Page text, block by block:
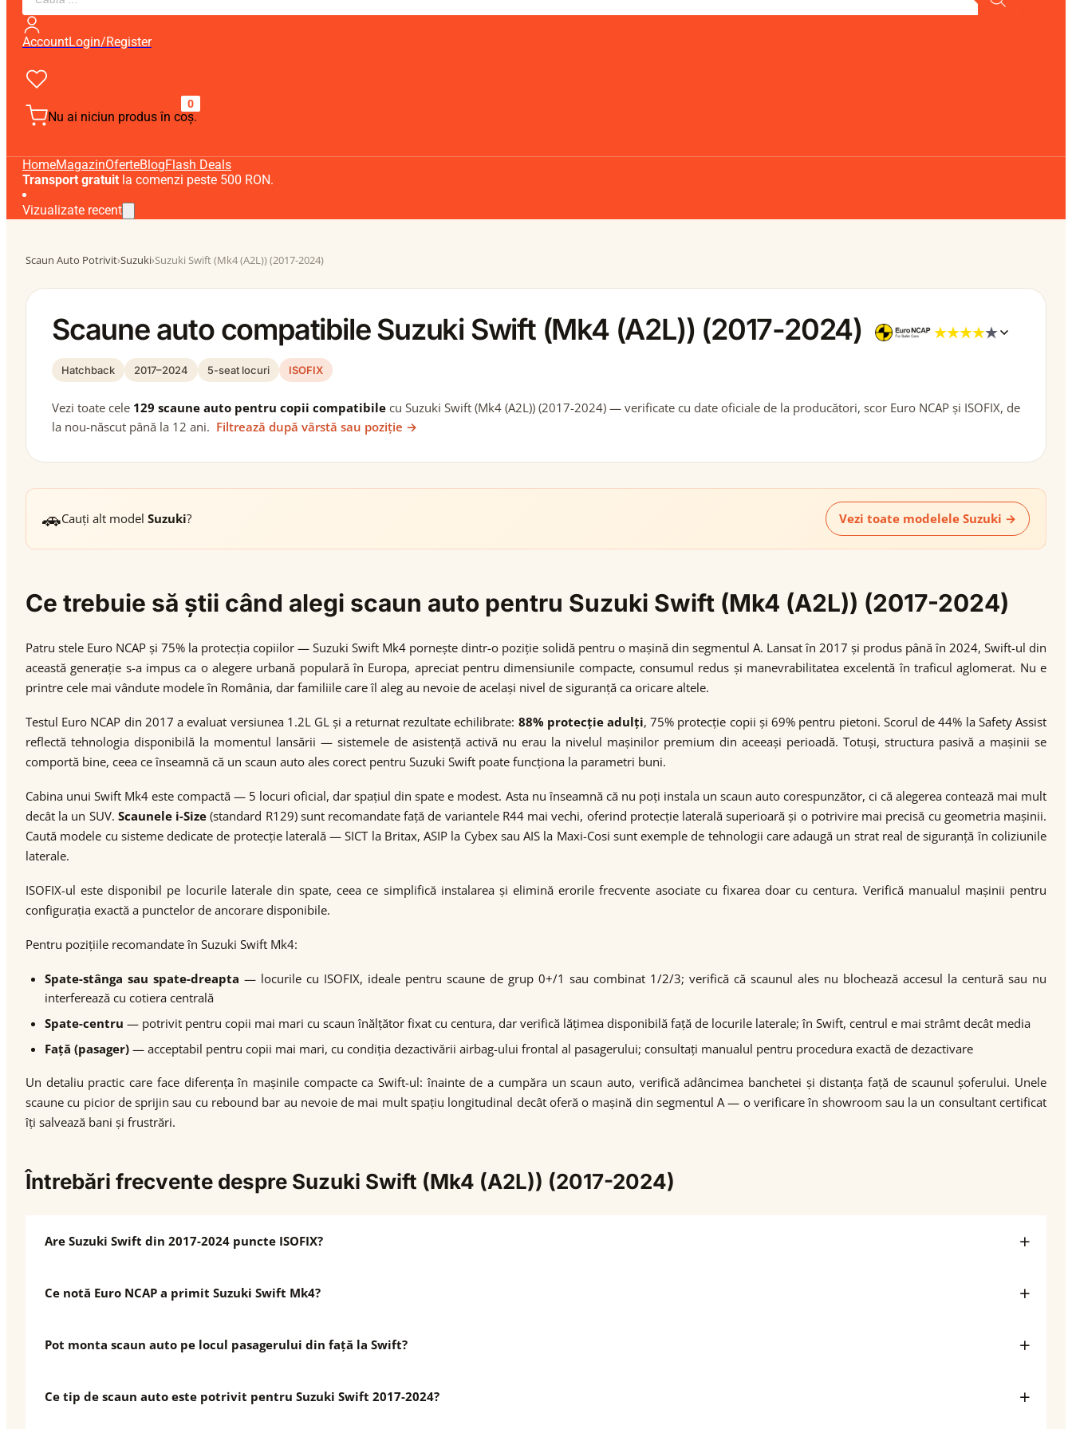
AccountLogin/Register
0
Nu ai niciun produs în coș.
HomeMagazinOferteBlogFlash Deals
Transport gratuit la comenzi peste 500 RON.
Vizualizate recent
Scaun Auto Potrivit›Suzuki›Suzuki Swift (Mk4 (A2L)) (2017-2024)
Scaune auto compatibile Suzuki Swift (Mk4 (A2L)) (2017-2024)
Hatchback 2017–2024 5-seat locuri ISOFIX
Vezi toate cele 129 scaune auto pentru copii compatibile cu Suzuki Swift (Mk4 (A2L)) (2017-2024) — verificate cu date oficiale de la producători, scor Euro NCAP și ISOFIX, de
la nou-născut până la 12 ani. Filtrează după vârstă sau poziție →
🚗Cauți alt model Suzuki? Vezi toate modelele Suzuki →
Ce trebuie să știi când alegi scaun auto pentru Suzuki Swift (Mk4 (A2L)) (2017-2024)
Patru stele Euro NCAP și 75% la protecția copiilor — Suzuki Swift Mk4 pornește dintr-o poziție solidă pentru o mașină din segmentul A. Lansat în 2017 și produs până în 2024, Swift-ul din
această generație s-a impus ca o alegere urbană populară în Europa, apreciat pentru dimensiunile compacte, consumul redus și manevrabilitatea excelentă în traficul aglomerat. Nu e
printre cele mai vândute modele în România, dar familiile care îl aleg au nevoie de același nivel de siguranță ca oricare altele.
Testul Euro NCAP din 2017 a evaluat versiunea 1.2L GL și a returnat rezultate echilibrate: 88% protecție adulți, 75% protecție copii și 69% pentru pietoni. Scorul de 44% la Safety Assist
reflectă tehnologia disponibilă la momentul lansării — sistemele de asistență activă nu erau la nivelul mașinilor premium din aceeași perioadă. Totuși, structura pasivă a mașinii se
comportă bine, ceea ce înseamnă că un scaun auto ales corect pentru Suzuki Swift poate funcționa la parametri buni.
Cabina unui Swift Mk4 este compactă — 5 locuri oficial, dar spațiul din spate e modest. Asta nu înseamnă că nu poți instala un scaun auto corespunzător, ci că alegerea contează mai mult
decât la un SUV. Scaunele i-Size (standard R129) sunt recomandate față de variantele R44 mai vechi, oferind protecție laterală superioară și o potrivire mai precisă cu geometria mașinii.
Caută modele cu sisteme dedicate de protecție laterală — SICT la Britax, ASIP la Cybex sau AIS la Maxi-Cosi sunt exemple de tehnologii care adaugă un strat real de siguranță în coliziunile
laterale.
ISOFIX-ul este disponibil pe locurile laterale din spate, ceea ce simplifică instalarea și elimină erorile frecvente asociate cu fixarea doar cu centura. Verifică manualul mașinii pentru
configurația exactă a punctelor de ancorare disponibile.
Pentru pozițiile recomandate în Suzuki Swift Mk4:
Spate-stânga sau spate-dreapta — locurile cu ISOFIX, ideale pentru scaune de grup 0+/1 sau combinat 1/2/3; verifică că scaunul ales nu blochează accesul la centură sau nu
interferează cu cotiera centrală
Spate-centru — potrivit pentru copii mai mari cu scaun înălțător fixat cu centura, dar verifică lățimea disponibilă față de locurile laterale; în Swift, centrul e mai strâmt decât media
Față (pasager) — acceptabil pentru copii mai mari, cu condiția dezactivării airbag-ului frontal al pasagerului; consultați manualul pentru procedura exactă de dezactivare
Un detaliu practic care face diferența în mașinile compacte ca Swift-ul: înainte de a cumpăra un scaun auto, verifică adâncimea banchetei și distanța față de scaunul șoferului. Unele
scaune cu picior de sprijin sau cu rebound bar au nevoie de mai mult spațiu longitudinal decât oferă o mașină din segmentul A — o verificare în showroom sau la un consultant certificat
îți salvează bani și frustrări.
Întrebări frecvente despre Suzuki Swift (Mk4 (A2L)) (2017-2024)
Are Suzuki Swift din 2017-2024 puncte ISOFIX?
Ce notă Euro NCAP a primit Suzuki Swift Mk4?
Pot monta scaun auto pe locul pasagerului din față la Swift?
Ce tip de scaun auto este potrivit pentru Suzuki Swift 2017-2024?